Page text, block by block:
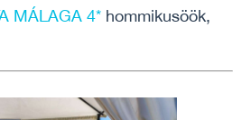
MÁLAGA 4* hommikusöök,